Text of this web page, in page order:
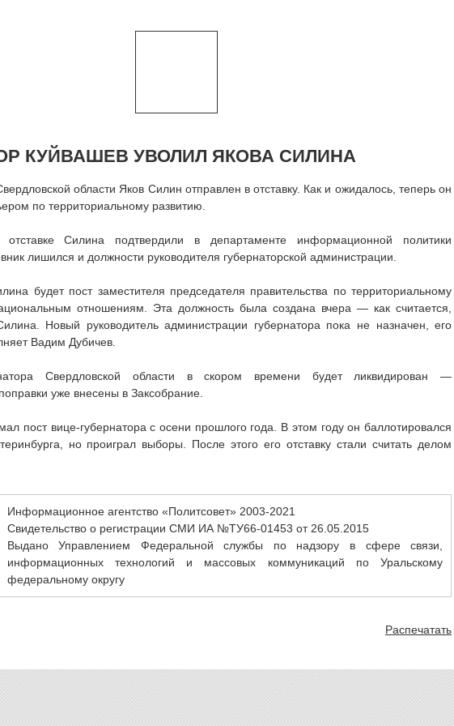
КУЙВАШЕВ УВОЛИЛ ЯКОВА СИЛИНА
области Яков Силин отправлен в отставку. Как и ожидалось, теперь он
по территориальному развитию.
Силина подтвердили в департаменте информационной политики
лишился и должности руководителя губернаторской администрации.
будет пост заместителя председателя правительства по территориальному
отношениям. Эта должность была создана вчера — как считается,
Новый руководитель администрации губернатора пока не назначен, его
Вадим Дубичев.
Свердловской области в скором времени будет ликвидирован —
уже внесены в Заксобрание.
пост вице-губернатора с осени прошлого года. В этом году он баллотировался
но проиграл выборы. После этого его отставку стали считать делом
Информационное агентство «Политсовет» 2003-2021
Свидетельство о регистрации СМИ ИА №ТУ66-01453 от 26.05.2015
Выдано Управлением Федеральной службы по надзору в сфере связи,
информационных технологий и массовых коммуникаций по Уральскому
федеральному округу
Распечатать